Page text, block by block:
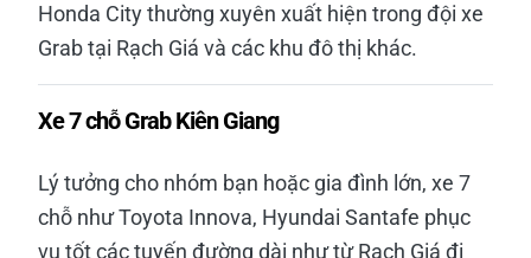
Honda City thường xuyên xuất hiện trong đội xe
Grab tại Rạch Giá và các khu đô thị khác.
Xe 7 chỗ Grab Kiên Giang
Lý tưởng cho nhóm bạn hoặc gia đình lớn, xe 7
chỗ như Toyota Innova, Hyundai Santafe phục
vụ tốt các tuyến đường dài như từ Rạch Giá đi